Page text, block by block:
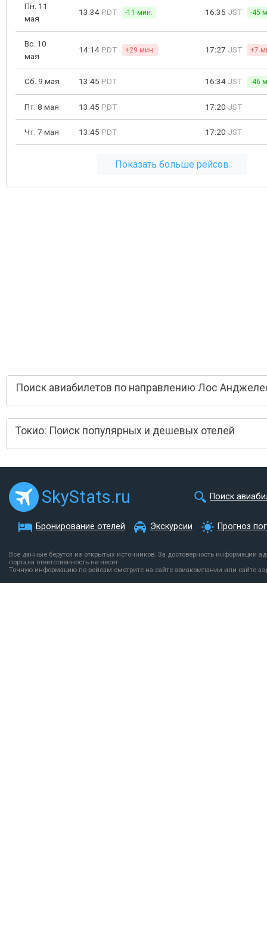
Пн. 11
мая
13:34 PDT -11 мин. 16:35 JST -45
Вс. 10
мая
14:14 PDT +29 мин. 17:27 JST +7
Сб. 9 мая 13:45 PDT 16:34 JST -46
Пт. 8 мая 13:45 PDT 17:20 JST
Чт. 7 мая 13:45 PDT 17:20 JST
Показать больше рейсов
Поиск авиабилетов по направлению Лос
Токио: Поиск популярных и дешевых отелей
SkyStats.ru Поиск
Бронирование отелей Экскурсии Прогноз
Все данные берутся из открытых источников. За достоверность информации
портала ответственность не несет.
Точную информацию по рейсам смотрите на сайте авиакомпании или сайте